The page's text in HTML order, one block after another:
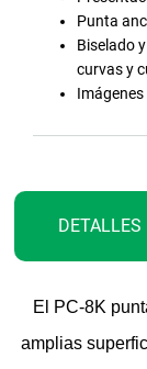
Punta
Biselado
curvas y
DETALLES
El PC-8K
amplias